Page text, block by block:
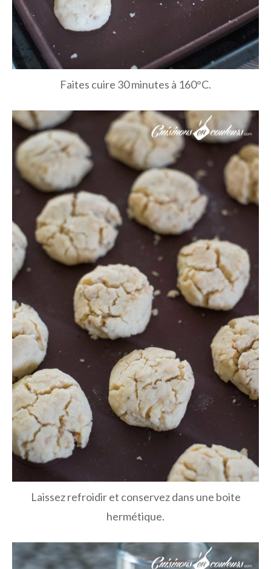
Faites cuire 30 minutes à 160°C.
Laissez refroidir et conservez dans une boite
hermétique.